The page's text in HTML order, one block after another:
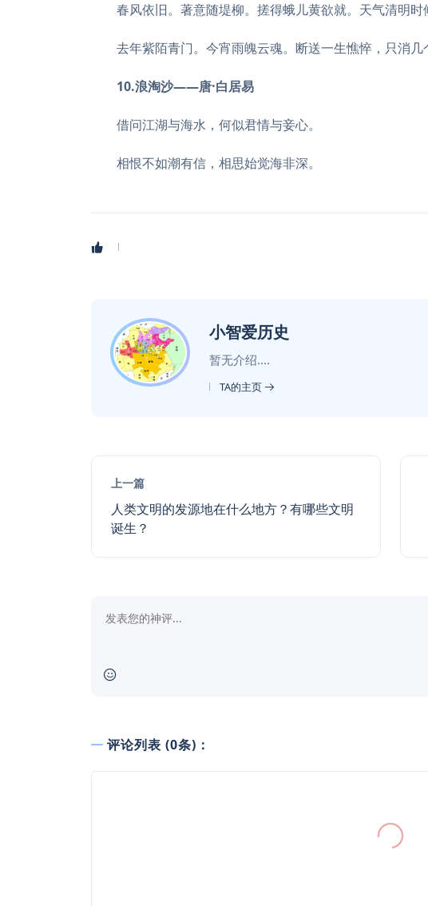
春风依旧。著意随堤柳。搓得蛾儿黄欲就。天气清明时
去年紫陌青门。今宵雨魄云魂。断送一生憔悴，只消几
10.浪淘沙——唐·白居易
借问江湖与海水，何似君情与妾心。
相恨不如潮有信，相思始觉海非深。
小智爱历史
暂无介绍....
TA的主页
上一篇
人类文明的发源地在什么地方？有哪些文明
诞生？
评论列表 (0条)：